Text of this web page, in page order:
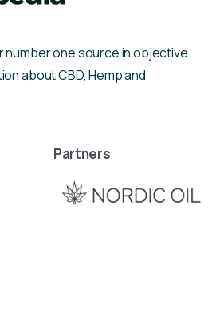
number one source in objective
about CBD, Hemp and
Partners